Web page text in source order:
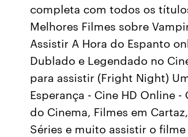
completa com todos os
Melhores Filmes sobre
Assistir A Hora do Espanto
Dublado e Legendado no
para assistir (Fright Night)
Esperança - Cine HD Online -
do Cinema, Filmes em
Séries e muito assistir o filme